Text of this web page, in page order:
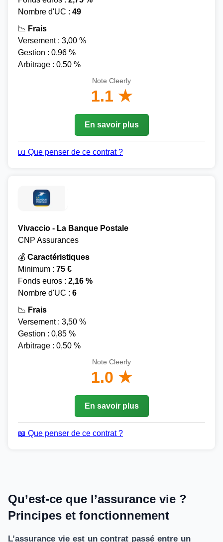
Nombre d'UC : 49
📉 Frais
Versement : 3,00 %
Gestion : 0,96 %
Arbitrage : 0,50 %
Note Cleerly
1.1 ★
En savoir plus
📖 Que penser de ce contrat ?
Vivaccio - La Banque Postale
CNP Assurances
💰 Caractéristiques
Minimum : 75 €
Fonds euros : 2,16 %
Nombre d'UC : 6
📉 Frais
Versement : 3,50 %
Gestion : 0,85 %
Arbitrage : 0,50 %
Note Cleerly
1.0 ★
En savoir plus
📖 Que penser de ce contrat ?
Qu’est-ce que l’assurance vie ?
Principes et fonctionnement
L’assurance vie est un contrat passé entre un